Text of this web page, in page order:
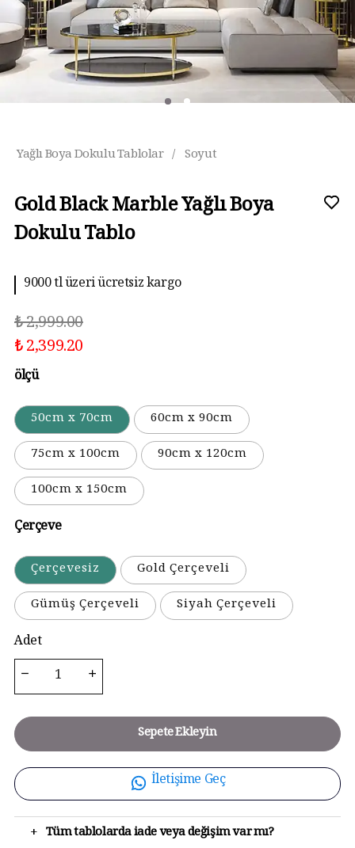
Yağlı Boya Dokulu Tablolar / Soyut
Gold Black Marble Yağlı Boya
Dokulu Tablo
9000 tl üzeri ücretsiz kargo
₺ 2,999.00
₺ 2,399.20
ölçü
50cm x 70cm
60cm x 90cm
75cm x 100cm
90cm x 120cm
100cm x 150cm
Çerçeve
Çerçevesiz
Gold Çerçeveli
Gümüş Çerçeveli
Siyah Çerçeveli
Adet
Sepete Ekleyin
İletişime Geç
+ Tüm tablolarda iade veya değişim var mı?